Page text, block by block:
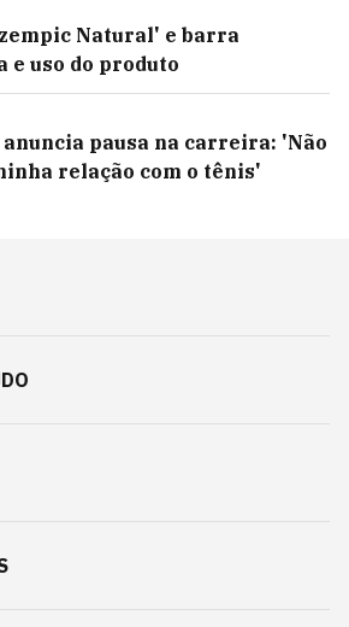
Natural' e barra
e uso do produto
anuncia pausa na carreira: 'Não
relação com o tênis'